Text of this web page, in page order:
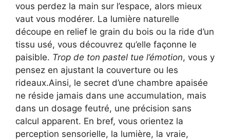
vous perdez la main sur l’espace, alors mieux
vaut vous modérer. La lumière naturelle
découpe en relief le grain du bois ou la ride d’un
tissu usé, vous découvrez qu’elle façonne le
paisible. Trop de ton pastel tue l’émotion, vous y
pensez en ajustant la couverture ou les
rideaux.Ainsi, le secret d’une chambre apaisée
ne réside jamais dans une accumulation, mais
dans un dosage feutré, une précision sans
calcul apparent. En bref, vous orientez la
perception sensorielle, la lumière, la vraie,